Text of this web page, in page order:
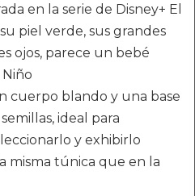
en la serie de Disney+ El
piel verde, sus grandes
ojos, parece un bebé
cuerpo blando y una base
ideal para
y exhibirlo
misma túnica que en la